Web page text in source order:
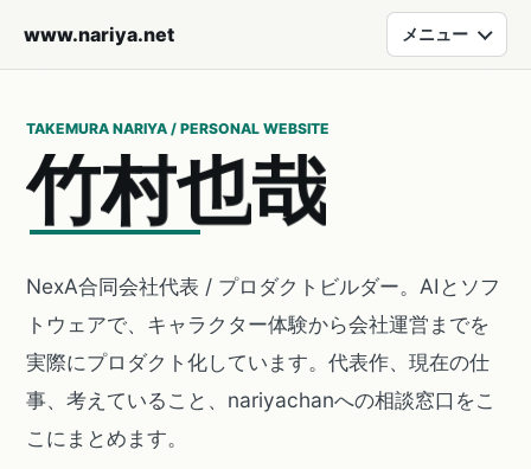
www.nariya.net メニュー
TAKEMURA NARIYA / PERSONAL WEBSITE
竹村也哉
NexA合同会社代表 / プロダクトビルダー。AIとソフ
トウェアで、キャラクター体験から会社運営までを
実際にプロダクト化しています。代表作、現在の仕
事、考えていること、nariyachanへの相談窓口をこ
こにまとめます。